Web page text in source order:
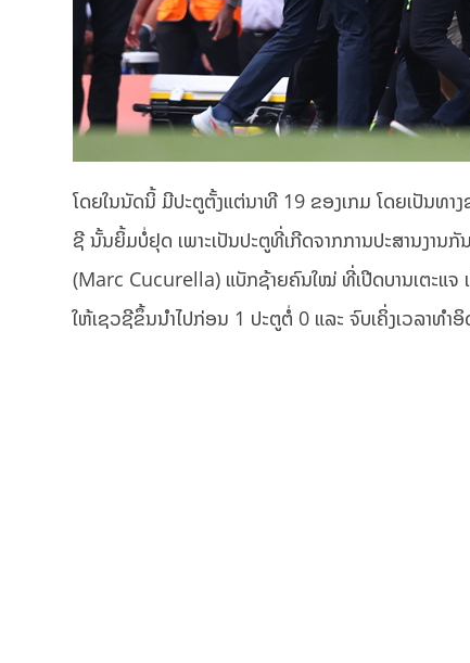
ໂດຍໃນນັດນິ້ ມີປະຕູຕັ້ງແຕ່ນາທີ 19 ຂອງເກມ ໂດຍເປັນທາ
ຊີ ນັ້ນຍິ້ມບໍ່ຢຸດ ເພາະເປັນປະຕູທີ່ເກີດຈາກການປະສານງານ
(Marc Cucurella) ແບັກຊ້າຍຄົນໃໝ່ ທີ່ເປີດບານເຕະແຈ
ໃຫ້ເຊວຊີຂຶ້ນນຳໄປກ່ອນ 1 ປະຕູຕໍ່ 0 ແລະ ຈົບເຄິ່ງເວລາທຳ